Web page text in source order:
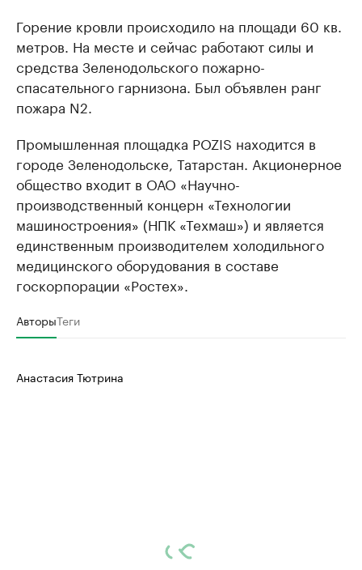
Горение кровли происходило на площади 60 кв.
метров. На месте и сейчас работают силы и
средства Зеленодольского пожарно-
спасательного гарнизона. Был объявлен ранг
пожара N2.
Промышленная площадка POZIS находится в
городе Зеленодольске, Татарстан. Акционерное
общество входит в ОАО «Научно-
производственный концерн «Технологии
машиностроения» (НПК «Техмаш») и является
единственным производителем холодильного
медицинского оборудования в составе
госкорпорации «Ростех».
АвторыТеги
Анастасия Тютрина